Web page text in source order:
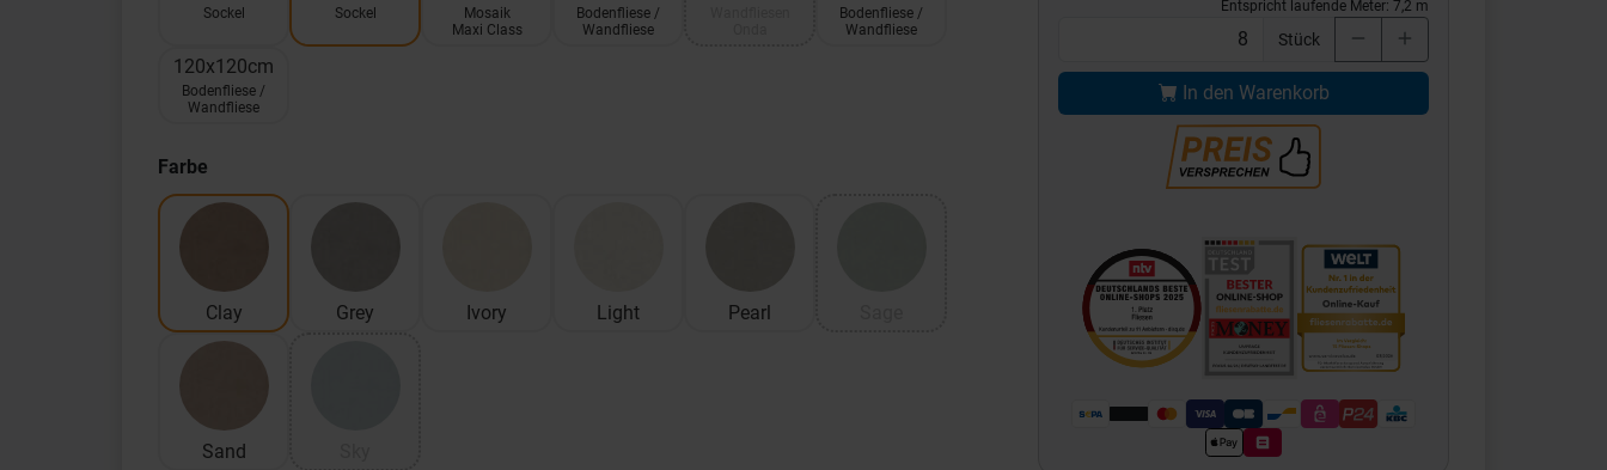
Sockel Sockel
Mosaik
Maxi Class
Bodenfliese /
Wandfliese
Bodenfliese /
Wandfliese
120x120cm
Bodenfliese /
Wandfliese
Farbe
Clay Grey Ivory Light Pearl
Sand
Entspricht laufende Meter: 7,2 m
Stück
In den Warenkorb